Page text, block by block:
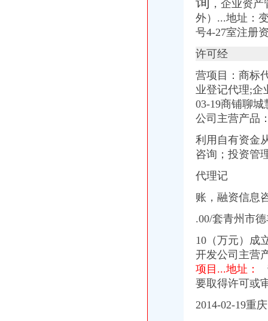
上海黄浦区公司注册流程_上海崇明自贸区注册代理_新浪博客
创业者关心的重庆九龙坡注册公司流程,这一篇就搞定啦！-商务服
，企业资
外）...地址：
号4-27室注册
许可经
营项目：商标
业登记代理;
03-19商铺聊
公司主营产品
利用自有资金
咨询；投资管
代理记
账，融资信息
.00/套青州市
10（万元）成
开发公司主营
项目...地址：
要取得许可或
2014-02-19重